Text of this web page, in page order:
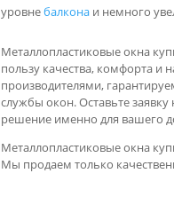
уровнебалконаи немного
Металлопластиковые окна
пользу качества, комфорта
производителями,
службы окон. Оставьте
решение именно для вашего
Металлопластиковые окна
Мы продаем только